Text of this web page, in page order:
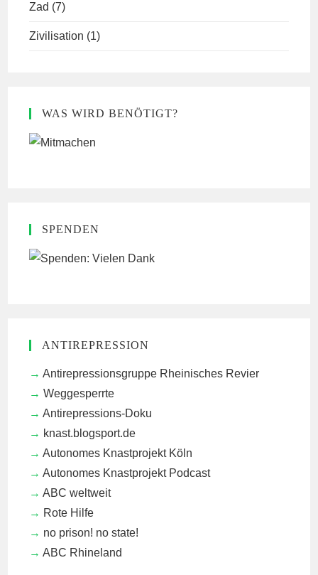
Zad (7)
Zivilisation (1)
WAS WIRD BENÖTIGT?
SPENDEN
ANTIREPRESSION
Antirepressionsgruppe Rheinisches Revier
Weggesperrte
Antirepressions-Doku
knast.blogsport.de
Autonomes Knastprojekt Köln
Autonomes Knastprojekt Podcast
ABC weltweit
Rote Hilfe
no prison! no state!
ABC Rhineland